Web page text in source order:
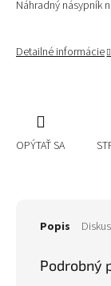
Náhradný násypník
Detailné informácie
OPÝTAŤ SA
Popis
Podrobný